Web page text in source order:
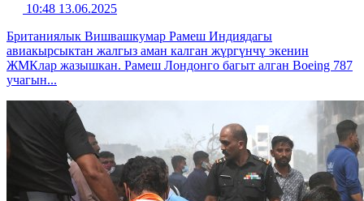
10:48 13.06.2025
Британиялык Вишвашкумар Рамеш Индиядагы
авиакырсыктан жалгыз аман калган жүргүнчү экенин
ЖМКлар жазышкан. Рамеш Лондонго багыт алган Boeing 787
учагын...